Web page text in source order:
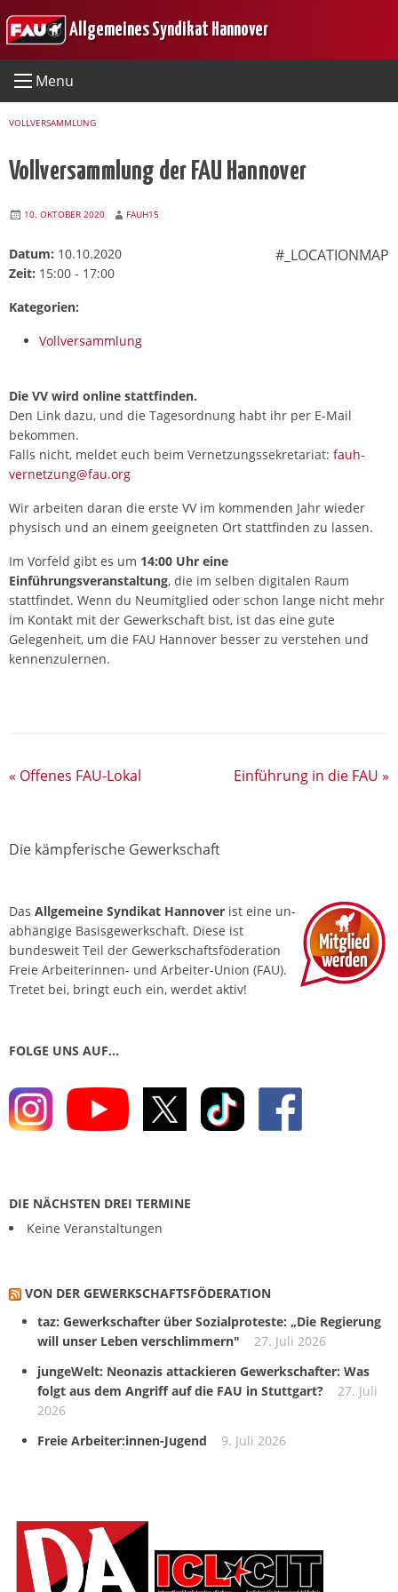
to
Allgemeines Syndikat Hannover
Menu
VOLLVERSAMMLUNG
Vollversammlung der FAU Hannover
10. OKTOBER 2020 FAUH15
#_LOCATIONMAP
Datum: 10.10.2020
Zeit: 15:00 - 17:00
Kategorien:
Vollversammlung
Die VV wird online stattfinden.
Den Link dazu, und die Tagesordnung habt ihr per E-Mail
bekommen.
Falls nicht, meldet euch beim Vernetzungssekretariat: fauh-
vernetzung@fau.org
Wir arbeiten daran die erste VV im kommenden Jahr wieder
physisch und an einem geeigneten Ort stattfinden zu lassen.
Im Vorfeld gibt es um 14:00 Uhr eine
Einführungsveranstaltung, die im selben digitalen Raum
stattfindet. Wenn du Neumitglied oder schon lange nicht mehr
im Kontakt mit der Gewerkschaft bist, ist das eine gute
Gelegenheit, um die FAU Hannover besser zu verstehen und
kennenzulernen.
« Offenes FAU-Lokal Einführung in die FAU »
Die kämpferische Gewerkschaft
Das Allgemeine Syndikat Hannover ist eine un­
abhängige Basis­gewerkschaft. Diese ist
bundesweit Teil der Gewerkschafts­föderation
Freie Arbeiterinnen- und Arbeiter-Union (FAU).
Tretet bei, bringt euch ein, werdet aktiv!
FOLGE UNS AUF…
DIE NÄCHSTEN DREI TERMINE
Keine Veranstaltungen
VON DER GEWERKSCHAFTS­FÖDERATION
taz: Gewerkschafter über Sozialproteste: „Die Regierung
will unser Leben verschlimmern"
27. Juli 2026
jungeWelt: Neonazis attackieren Gewerkschafter: Was
folgt aus dem Angriff auf die FAU in Stuttgart?
27. Juli
2026
Freie Arbeiter:innen-Jugend
9. Juli 2026